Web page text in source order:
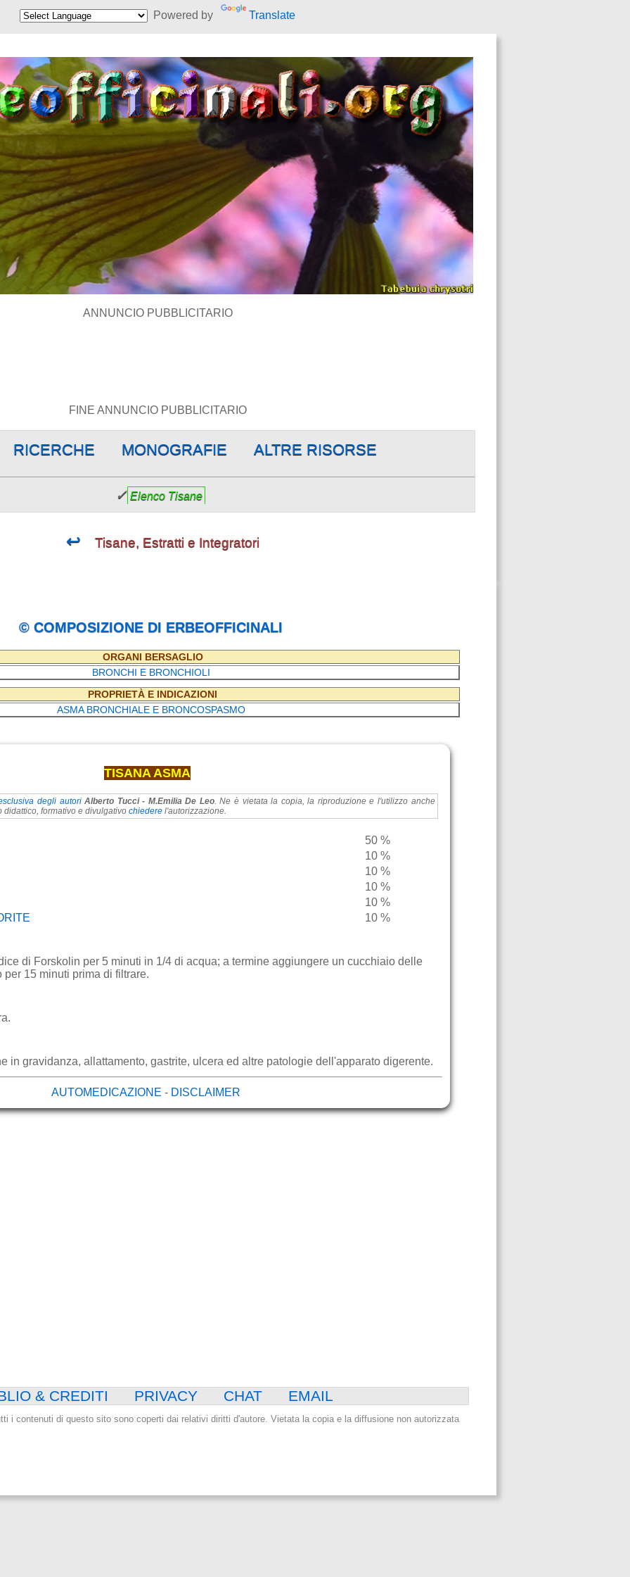
Powered by Translate
ANNUNCIO PUBBLICITARIO
FINE ANNUNCIO PUBBLICITARIO
RICERCHE MONOGRAFIE ALTRE RISORSE
✓ Elenco Tisane
↩ Tisane, Estratti e Integratori
© COMPOSIZIONE DI ERBEOFFICINALI
ORGANI BERSAGLIO
BRONCHI E BRONCHIOLI
PROPRIETÀ E INDICAZIONI
ASMA BRONCHIALE E BRONCOSPASMO
TISANA ASMA
degli autori Alberto Tucci - M.Emilia De Leo. Ne è vietata la copia, la riproduzione e l'utilizzo anche
formativo e divulgativo chiederel'autorizzazione.
50 %
10 %
10 %
10 %
10 %
10 %
di Forskolin per 5 minuti in 1/4 di acqua; a termine aggiungere un cucchiaio delle
15 minuti prima di filtrare.
in gravidanza, allattamento, gastrite, ulcera ed altre patologie dell'apparato digerente.
AUTOMEDICAZIONE - DISCLAIMER
& CREDITI PRIVACY CHAT EMAIL
i contenuti di questo sito sono coperti dai relativi diritti d'autore. Vietata la copia e la diffusione non autorizzata